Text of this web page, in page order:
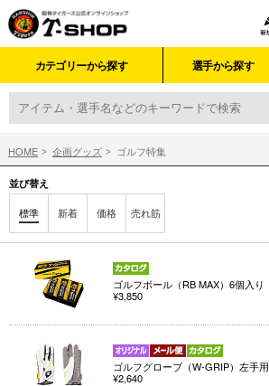
カテゴリーから探す 選手から探す
HOME 企画グッズ ゴルフ特集
並び替え
標準 新着 価格 売れ筋
ゴルフボール（RB MAX）6個入り
¥3,850
ゴルフグローブ（W-GRIP）左手用
¥2,640